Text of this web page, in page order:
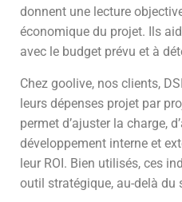
donnent une lecture
économique du projet. Ils
avec le budget prévu et à
Chez goolive, nos clients,
leurs dépenses projet par
permet d’ajuster la charge,
développement interne et
leur ROI. Bien utilisés, ces
outil stratégique, au-delà